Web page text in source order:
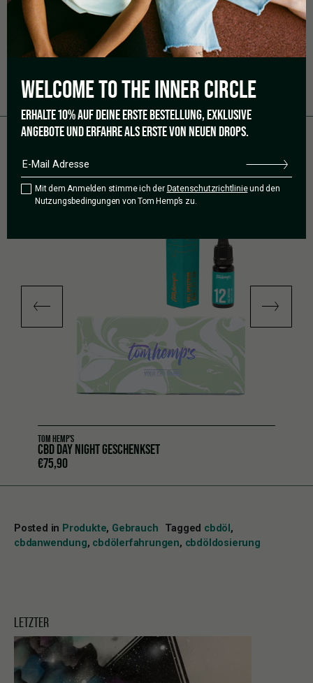
gerne mal 30 – 45 Minuten vergehen, also warte nicht darauf,
sofort nach der
Einnahme eine Reaktion zu erhalten.
Sei auch nicht enttäuscht, wenn du bei den ersten Malen keine
Wirkung bemerkst. Hab Spaß daran, dich im CBD Wunderland
will Weile haben – cheesy, aber #isso.
TOM HEMP'S
CBD DAY NIGHT GESCHENKSET
€75,90
Posted in Produkte, Gebrauch Tagged cbdöl ,
cbdanwendung, cbdölerfahrungen, cbdöldosierung
LETZTER
WELCOME TO THEINNER CIRCLE
ERHALTE 10% AUF DEINE ERSTE BESTELLUNG, EXKLUSIVE
ANGEBOTE UND ERFAHRE ALS ERSTE VON NEUEN DROPS.
Mit dem Anmelden stimme ich der Datenschutzrichtlinieund den
Nutzungsbedingungen von Tom Hemp’s zu.